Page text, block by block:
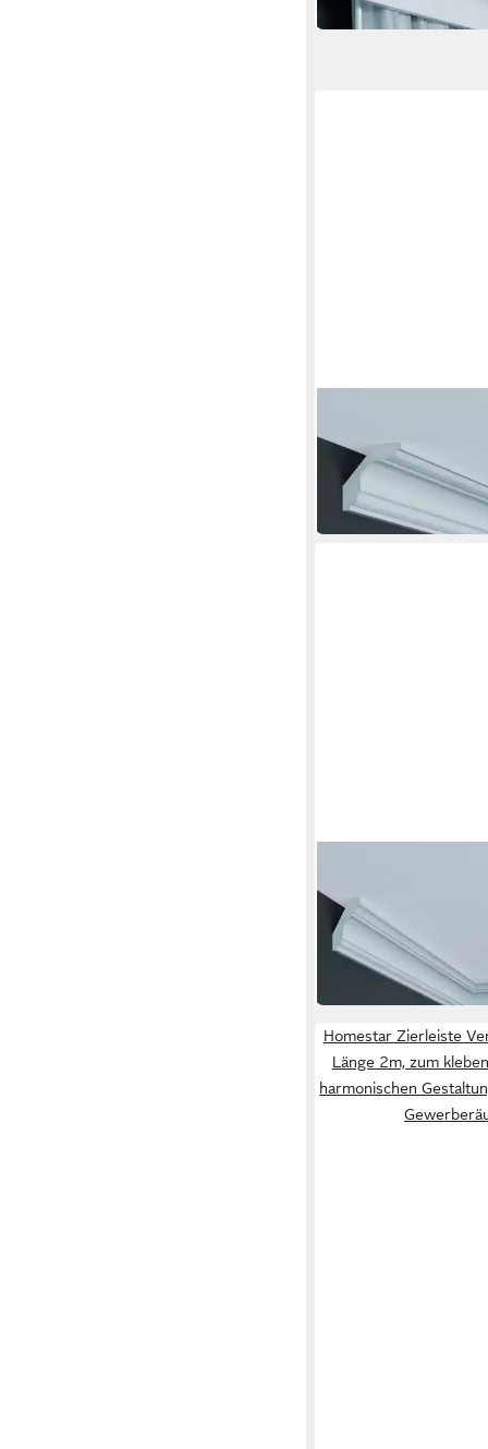
2000 mm, Weiß,
23,10 €
(11,55 €/ 1 m)
in 3-4 Werktagen bei dir
2000 mm, Weiß,
20,35 €
(10,18 €/ 1 m)
in 3-4 Werktagen bei dir
Homestar Zierleiste
Länge 2m, zum
harmonischen